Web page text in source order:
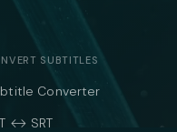
SUBTITLES
Converter
↔ SRT